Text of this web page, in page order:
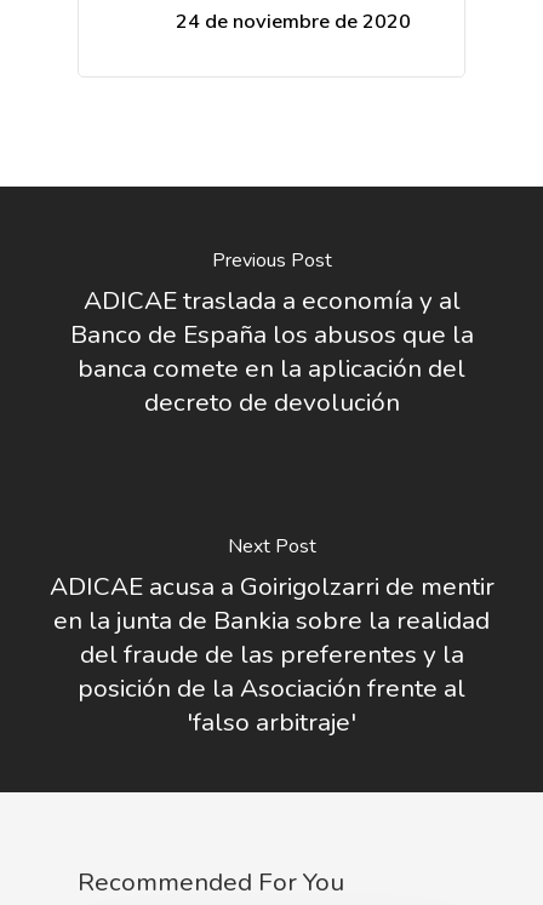
24 de noviembre de 2020
Previous Post
ADICAE traslada a economía y al
Banco de España los abusos que la
banca comete en la aplicación del
decreto de devolución
Next Post
ADICAE acusa a Goirigolzarri de mentir
en la junta de Bankia sobre la realidad
del fraude de las preferentes y la
posición de la Asociación frente al
'falso arbitraje'
Recommended For You